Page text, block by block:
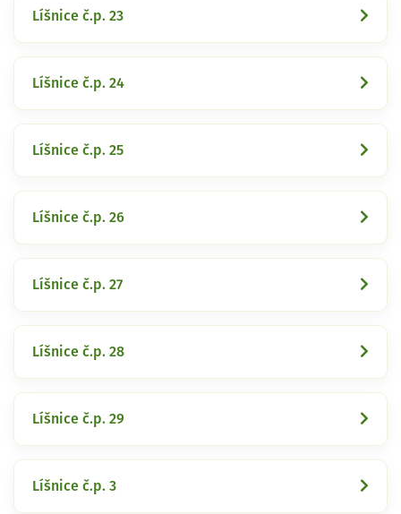
Líšnice č.p. 23
Líšnice č.p. 24
Líšnice č.p. 25
Líšnice č.p. 26
Líšnice č.p. 27
Líšnice č.p. 28
Líšnice č.p. 29
Líšnice č.p. 3